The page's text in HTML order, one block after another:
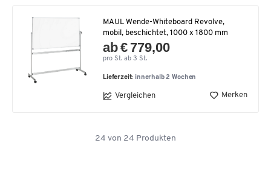
MAUL Wende-Whiteboard Revolve,
mobil, beschichtet, 1000 x 1800 mm
ab € 779,00
pro St. ab 3 St.
Lieferzeit: innerhalb 2 Wochen
Vergleichen Merken
24 von 24 Produkten